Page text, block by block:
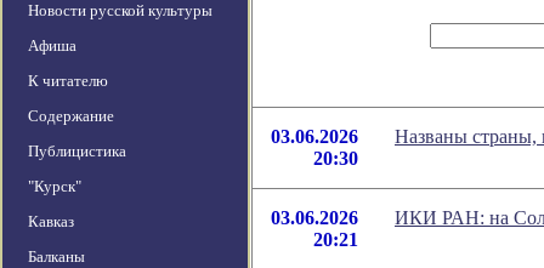
Новости русской культуры
Афиша
К читателю
Содержание
Публицистика
"Курск"
Кавказ
Балканы
03.06.2026
20:30
Названы страны,
03.06.2026
20:21
ИКИ РАН: на